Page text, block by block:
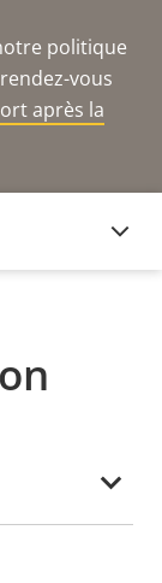
politique
vous
après la